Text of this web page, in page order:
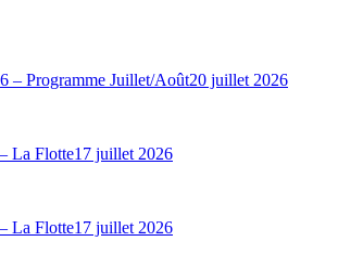
– Programme Juillet/Août20 juillet 2026
La Flotte17 juillet 2026
La Flotte17 juillet 2026